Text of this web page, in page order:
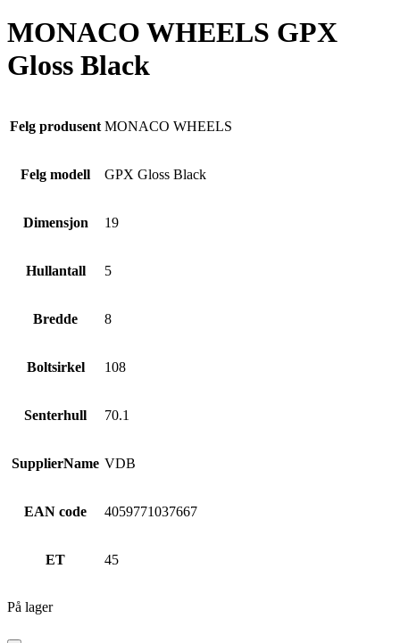
MONACO WHEELS GPX
Gloss Black
Felg produsent MONACO WHEELS
Felg modell GPX Gloss Black
Dimensjon 19
Hullantall 5
Bredde 8
Boltsirkel 108
Senterhull 70.1
SupplierName VDB
EAN code 4059771037667
ET 45
På lager